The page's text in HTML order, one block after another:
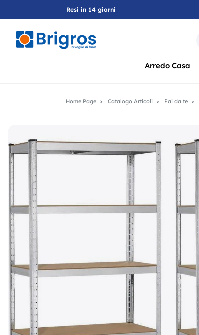
Resi in 14 giorni
Arredo Casa
Home Page Catalogo Articoli Fai da te